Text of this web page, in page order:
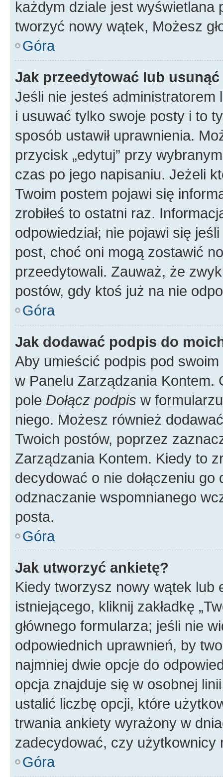
każdym dziale jest wyświetlana
tworzyć nowy wątek, Możesz
Góra
Jak przeedytować lub
Jeśli nie jesteś
i usuwać tylko swoje posty i to
sposób ustawił uprawnienia.
przycisk „edytuj” przy
czas po jego napisaniu. Jeżeli
Twoim postem pojawi się
zrobiłeś to ostatni raz.
odpowiedział; nie pojawi się
post, choć oni mogą zostawić
przeedytowali. Zauważ, że
postów, gdy ktoś już na nie
Góra
Jak dodawać podpis do
Aby umieścić podpis pod
w Panelu Zarządzania
pole Dołącz podpis w
niego. Możesz również
Twoich postów, poprzez
Zarządzania Kontem. Kiedy to
decydować o nie dołączeniu
odznaczanie wspomnianego
posta.
Góra
Jak utworzyć ankietę?
Kiedy tworzysz nowy wątek lub
istniejącego, kliknij zakładkę
głównego formularza; jeśli nie
odpowiednich uprawnień, by
najmniej dwie opcje do
opcja znajduje się w osobnej
ustalić liczbę opcji, które
trwania ankiety wyrażony w
zadecydować, czy użytkownicy
Góra